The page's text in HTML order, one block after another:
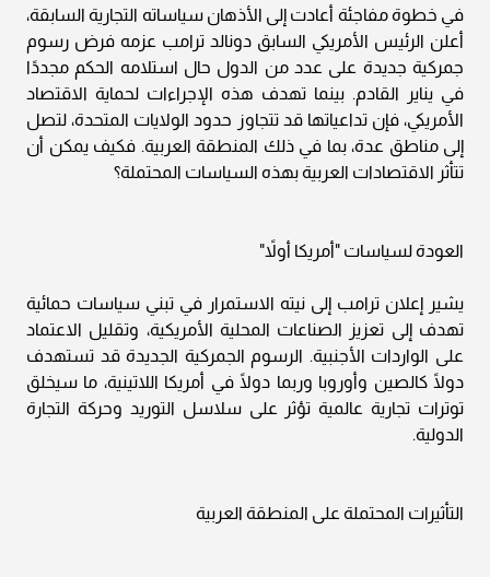
في خطوة مفاجئة أعادت إلى الأذهان سياساته التجارية السابقة،
أعلن الرئيس الأمريكي السابق دونالد ترامب عزمه فرض رسوم
جمركية جديدة على عدد من الدول حال استلامه الحكم مجددًا
في يناير القادم. بينما تهدف هذه الإجراءات لحماية الاقتصاد
الأمريكي، فإن تداعياتها قد تتجاوز حدود الولايات المتحدة، لتصل
إلى مناطق عدة، بما في ذلك المنطقة العربية. فكيف يمكن أن
تتأثر الاقتصادات العربية بهذه السياسات المحتملة؟
العودة لسياسات "أمريكا أولاً"
يشير إعلان ترامب إلى نيته الاستمرار في تبني سياسات حمائية
تهدف إلى تعزيز الصناعات المحلية الأمريكية، وتقليل الاعتماد
على الواردات الأجنبية. الرسوم الجمركية الجديدة قد تستهدف
دولًا كالصين وأوروبا وربما دولًا في أمريكا اللاتينية، ما سيخلق
توترات تجارية عالمية تؤثر على سلاسل التوريد وحركة التجارة
الدولية.
التأثيرات المحتملة على المنطقة العربية